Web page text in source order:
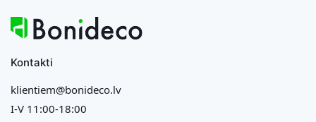
Kontakti
klientiem@bonideco.lv
I-V 11:00-18:00